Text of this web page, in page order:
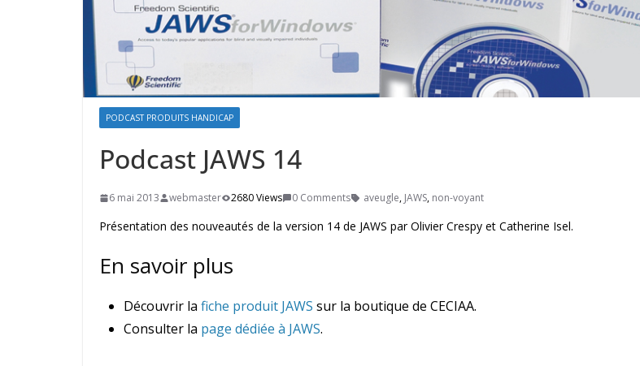
PODCAST PRODUITS HANDICAP
Podcast JAWS 14
6 mai 2013 webmaster 2680 Views 0 Comments aveugle, JAWS, non-voyant
Présentation des nouveautés de la version 14 de JAWS par Olivier Crespy et Catherine Isel.
En savoir plus
Découvrir la fiche produit JAWS sur la boutique de CECIAA.
Consulter la page dédiée à JAWS.